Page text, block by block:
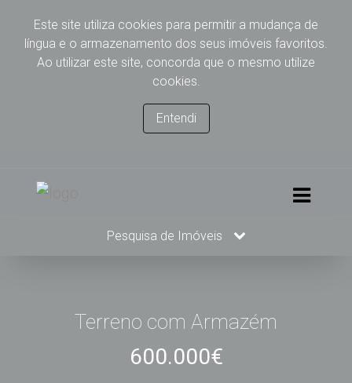
Este site utiliza cookies para permitir a mudança de
língua e o armazenamento dos seus imóveis favoritos.
Ao utilizar este site, concorda que o mesmo utilize
cookies.
Entendi
Pesquisa de Imóveis
Terreno com Armazém
600.000€